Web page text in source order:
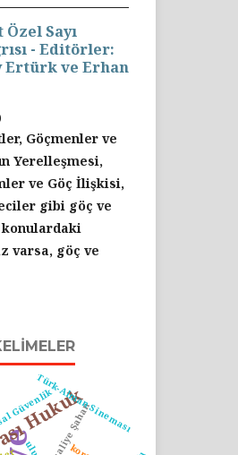
Özel Sayı
- Editörler:
Ertürk ve Erhan
Göçmenler ve
Yerelleşmesi,
ve Göç İlişkisi,
gibi göç ve
varsa, göç ve
Dursaliye Şahan
Türk-Alman Sineması
Güvenlik